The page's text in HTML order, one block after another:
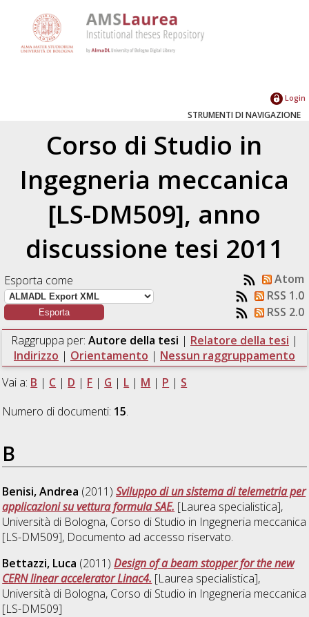
Login
STRUMENTI DI NAVIGAZIONE
Corso di Studio in
Ingegneria meccanica
[LS-DM509], anno
discussione tesi 2011
Esporta come
Atom
RSS 1.0
RSS 2.0
Raggruppa per: Autore della tesi | Relatore della tesi |
Indirizzo | Orientamento | Nessun raggruppamento
Vai a: B | C | D | F | G | L | M | P | S
Numero di documenti: 15.
B
Benisi, Andrea (2011)Sviluppo di un sistema di telemetria per
applicazioni su vettura formula SAE. [Laurea specialistica],
Università di Bologna, Corso di Studio in Ingegneria meccanica
[LS-DM509], Documento ad accesso riservato.
Bettazzi, Luca (2011)Design of a beam stopper for the new
CERN linear accelerator Linac4. [Laurea specialistica],
Università di Bologna, Corso di Studio in Ingegneria meccanica
[LS-DM509]